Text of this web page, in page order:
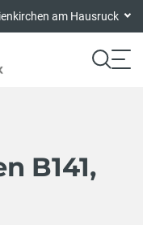
am Hausruck
B141,